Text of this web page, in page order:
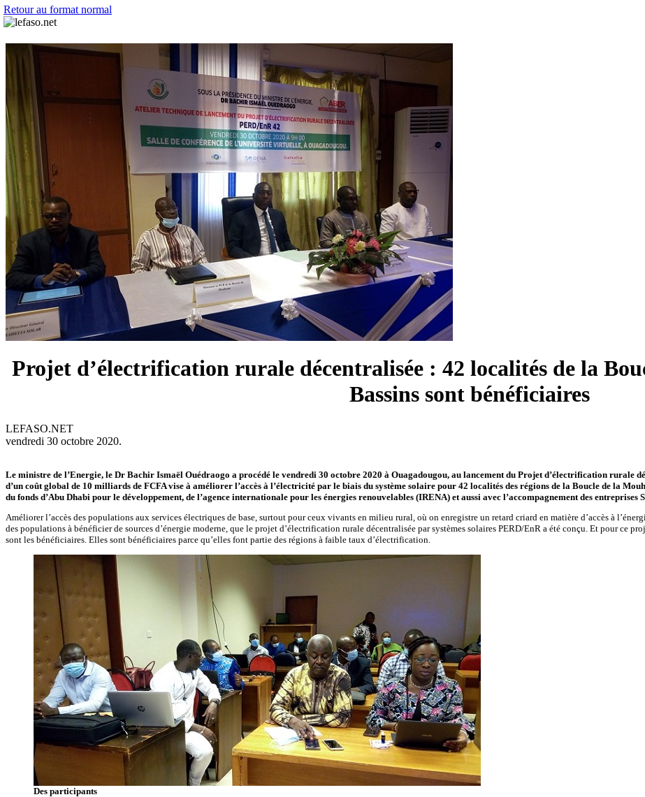
Retour au format normal
Projet d’électrification rurale décentralisée : 42 localités de la
Bassins sont bénéficiaires
LEFASO.NET
vendredi 30 octobre 2020.
Le ministre de l’Energie, le Dr Bachir Ismaël Ouédraogo a procédé le vendredi 30 octobre 2020 à Ouagadougou, au lancement du Projet d’électrification rurale
d’un coût global de 10 milliards de FCFA vise à améliorer l’accès à l’électricité par le biais du système solaire pour 42 localités des régions de la Boucle de la
du fonds d’Abu Dhabi pour le développement, de l’agence internationale pour les énergies renouvelables (IRENA) et aussi avec l’accompagnement des
Améliorer l’accès des populations aux services électriques de base, surtout pour ceux vivants en milieu rural, où on enregistre un retard criard en matière d’accès à
des populations à bénéficier de sources d’énergie moderne, que le projet d’électrification rurale décentralisée par systèmes solaires PERD/EnR a été conçu. Et pour ce
sont les bénéficiaires. Elles sont bénéficiaires parce qu’elles font partie des régions à faible taux d’électrification.
Des participants